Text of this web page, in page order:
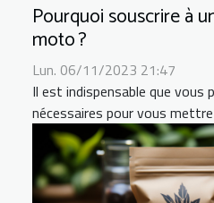
Pourquoi souscrire à
moto ?
Lun. 06/11/2023 21:47
Il est indispensable que vous
nécessaires pour vous mettre